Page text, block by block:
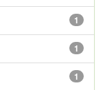
1
1
1